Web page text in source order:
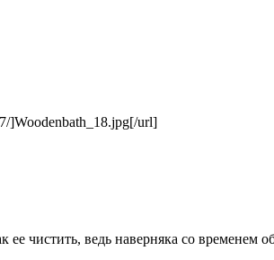
]Woodenbath_18.jpg[/url]
чистить, ведь наверняка со временем